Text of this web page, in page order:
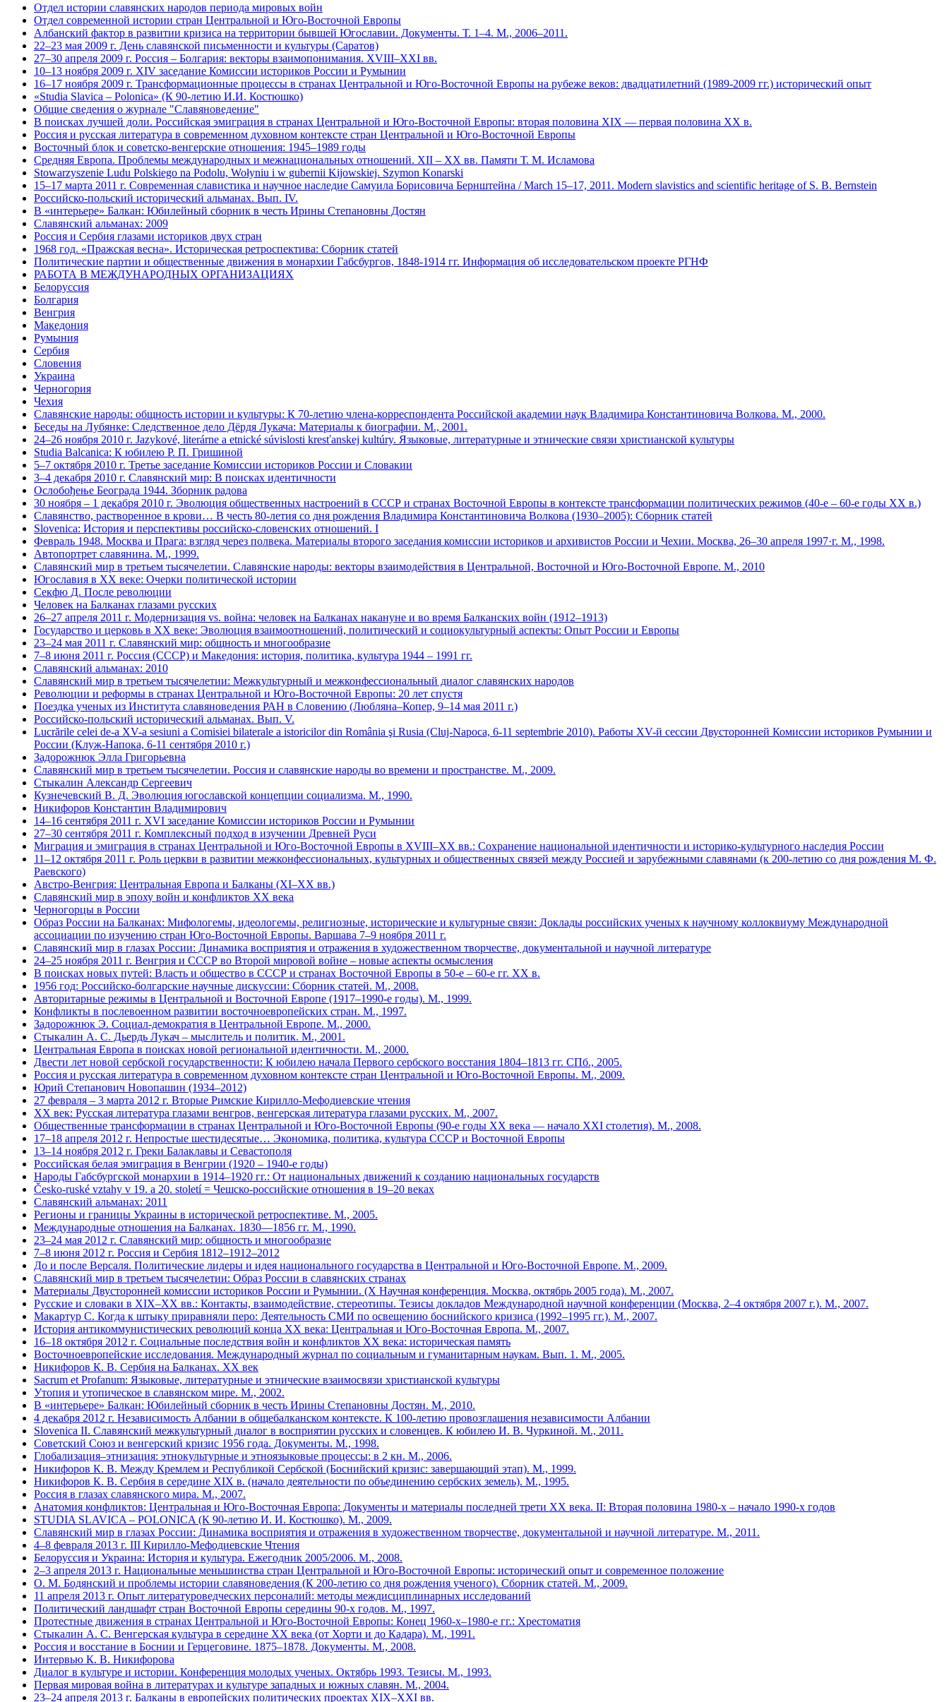
Отдел истории славянских народов периода мировых войн
Отдел современной истории стран Центральной и Юго-Восточной Европы
Албанский фактор в развитии кризиса на территории бывшей Югославии. Документы. Т. 1–4. М., 2006–2011.
22–23 мая 2009 г. День славянской письменности и культуры (Саратов)
27–30 апреля 2009 г. Россия – Болгария: векторы взаимопонимания. ХVIII–ХХI вв.
10–13 ноября 2009 г. XIV заседание Комиссии историков России и Румынии
16–17 ноября 2009 г. Трансформационные процессы в странах Центральной и Юго-Восточной Европы на рубеже веков: двадцатилетний (1989-2009 гг.) исторический опыт
«Studia Slavica – Polonica» (К 90-летию И.И. Костюшко)
Общие сведения о журнале "Славяноведение"
В поисках лучшей доли. Российская эмиграция в странах Центральной и Юго-Восточной Европы: вторая половина XIX — первая половина XX в.
Россия и русская литература в современном духовном контексте стран Центральной и Юго-Восточной Европы
Восточный блок и советско-венгерские отношения: 1945–1989 годы
Средняя Европа. Проблемы международных и межнациональных отношений. XII – XX вв. Памяти Т. М. Исламова
Stowarzyszenie Ludu Polskiego na Podolu, Wołyniu i w gubernii Kijowskiej. Szymon Konarski
15–17 марта 2011 г. Современная славистика и научное наследие Самуила Борисовича Бернштейна / March 15–17, 2011. Modern slavistics and scientific heritage of S. B. Bernstein
Российско-польский исторический альманах. Вып. IV.
В «интерьере» Балкан: Юбилейный сборник в честь Ирины Степановны Достян
Славянский альманах: 2009
Россия и Сербия глазами историков двух стран
1968 год. «Пражская весна». Историческая ретроспектива: Сборник статей
Политические партии и общественные движения в монархии Габсбургов, 1848-1914 гг. Информация об исследовательском проекте РГНФ
РАБОТА В МЕЖДУНАРОДНЫХ ОРГАНИЗАЦИЯХ
Белоруссия
Болгария
Венгрия
Македония
Румыния
Сербия
Словения
Украина
Черногория
Чехия
Славянские народы: общность истории и культуры: К 70-летию члена-корреспондента Российской академии наук Владимира Константиновича Волкова. М., 2000.
Беседы на Лубянке: Следственное дело Дёрдя Лукача: Материалы к биографии. М., 2001.
24–26 ноября 2010 г. Jazykové, literárne a etnické súvislosti kresťanskej kultúry. Языковые, литературные и этнические связи христианской культуры
Studia Balcanica: К юбилею Р. П. Гришиной
5–7 октября 2010 г. Третье заседание Комиссии историков России и Словакии
3–4 декабря 2010 г. Славянский мир: В поисках идентичности
Ослобођење Београда 1944. Зборник радова
30 ноября – 1 декабря 2010 г. Эволюция общественных настроений в СССР и странах Восточной Европы в контексте трансформации политических режимов (40-е – 60-е годы ХХ в.)
Славянство, растворенное в крови… В честь 80-летия со дня рождения Владимира Константиновича Волкова (1930–2005): Сборник статей
Slovenica: История и перспективы российско-словенских отношений. I
Февраль 1948. Москва и Прага: взгляд через полвека. Материалы второго заседания комиссии историков и архивистов России и Чехии. Москва, 26–30 апреля 1997·г. М., 1998.
Автопортрет славянина. М., 1999.
Славянский мир в третьем тысячелетии. Славянские народы: векторы взаимодействия в Центральной, Восточной и Юго-Восточной Европе. М., 2010
Югославия в XX веке: Очерки политической истории
Секфю Д. После революции
Человек на Балканах глазами русских
26–27 апреля 2011 г. Модернизация vs. война: человек на Балканах накануне и во время Балканских войн (1912–1913)
Государство и церковь в XX веке: Эволюция взаимоотношений, политический и социокультурный аспекты: Опыт России и Европы
23–24 мая 2011 г. Славянский мир: общность и многообразие
7–8 июня 2011 г. Россия (СССР) и Македония: история, политика, культура 1944 – 1991 гг.
Славянский альманах: 2010
Славянский мир в третьем тысячелетии: Межкультурный и межконфессиональный диалог славянских народов
Революции и реформы в странах Центральной и Юго-Восточной Европы: 20 лет спустя
Поездка ученых из Института славяноведения РАН в Словению (Любляна–Копер, 9–14 мая 2011 г.)
Российско-польский исторический альманах. Вып. V.
Lucrările celei de-a XV-a sesiuni a Comisiei bilaterale a istoricilor din România şi Rusia (Cluj-Napoca, 6-11 septembrie 2010). Работы XV-й сессии Двусторонней Комиссии историков Румынии и
России (Клуж-Напока, 6-11 сентября 2010 г.)
Задорожнюк Элла Григорьевна
Славянский мир в третьем тысячелетии. Россия и славянские народы во времени и пространстве. М., 2009.
Стыкалин Александр Сергеевич
Кузнечевский В. Д. Эволюция югославской концепции социализма. М., 1990.
Никифоров Константин Владимирович
14–16 сентября 2011 г. ХVI заседание Комиссии историков России и Румынии
27–30 сентября 2011 г. Комплексный подход в изучении Древней Руси
Миграция и эмиграция в странах Центральной и Юго-Восточной Европы в XVIII–XX вв.: Сохранение национальной идентичности и историко-культурного наследия России
11–12 октября 2011 г. Роль церкви в развитии межконфессиональных, культурных и общественных связей между Россией и зарубежными славянами (к 200-летию со дня рождения М. Ф.
Раевского)
Австро-Венгрия: Центральная Европа и Балканы (XI–XX вв.)
Славянский мир в эпоху войн и конфликтов XX века
Черногорцы в России
Образ России на Балканах: Мифологемы, идеологемы, религиозные, исторические и культурные связи: Доклады российских ученых к научному коллоквиуму Международной
ассоциации по изучению стран Юго-Восточной Европы. Варшава 7–9 ноября 2011 г.
Славянский мир в глазах России: Динамика восприятия и отражения в художественном творчестве, документальной и научной литературе
24–25 ноября 2011 г. Венгрия и СССР во Второй мировой войне – новые аспекты осмысления
В поисках новых путей: Власть и общество в СССР и странах Восточной Европы в 50-е – 60-е гг. XX в.
1956 год: Российско-болгарские научные дискуссии: Сборник статей. М., 2008.
Авторитарные режимы в Центральной и Восточной Европе (1917–1990-е годы). М., 1999.
Конфликты в послевоенном развитии восточноевропейских стран. М., 1997.
Задорожнюк Э. Социал-демократия в Центральной Европе. М., 2000.
Стыкалин А. С. Дьердь Лукач – мыслитель и политик. М., 2001.
Центральная Европа в поисках новой региональной идентичности. М., 2000.
Двести лет новой сербской государственности: К юбилею начала Первого сербского восстания 1804–1813 гг. СПб., 2005.
Россия и русская литература в современном духовном контексте стран Центральной и Юго-Восточной Европы. М., 2009.
Юрий Степанович Новопашин (1934–2012)
27 февраля – 3 марта 2012 г. Вторые Римские Кирилло-Мефодиевские чтения
XX век: Русская литература глазами венгров, венгерская литература глазами русских. М., 2007.
Общественные трансформации в странах Центральной и Юго-Восточной Европы (90-е годы XX века — начало XXI столетия). М., 2008.
17–18 апреля 2012 г. Непростые шестидесятые… Экономика, политика, культура СССР и Восточной Европы
13–14 ноября 2012 г. Греки Балаклавы и Севастополя
Российская белая эмиграция в Венгрии (1920 – 1940-е годы)
Народы Габсбургской монархии в 1914–1920 гг.: От национальных движений к созданию национальных государств
Česko-ruské vztahy v 19. a 20. století = Чешско-российские отношения в 19–20 веках
Славянский альманах: 2011
Регионы и границы Украины в исторической ретроспективе. М., 2005.
Международные отношения на Балканах. 1830—1856 гг. М., 1990.
23–24 мая 2012 г. Славянский мир: общность и многообразие
7–8 июня 2012 г. Россия и Сербия 1812–1912–2012
До и после Версаля. Политические лидеры и идея национального государства в Центральной и Юго-Восточной Европе. М., 2009.
Славянский мир в третьем тысячелетии: Образ России в славянских странах
Материалы Двусторонней комиссии историков России и Румынии. (X Научная конференция. Москва, октябрь 2005 года). М., 2007.
Русские и словаки в XIX–XX вв.: Контакты, взаимодействие, стереотипы. Тезисы докладов Международной научной конференции (Москва, 2–4 октября 2007 г.). М., 2007.
Макартур С. Когда к штыку приравняли перо: Деятельность СМИ по освещению боснийского кризиса (1992–1995 гг.). М., 2007.
История антикоммунистических революций конца XX века: Центральная и Юго-Восточная Европа. М., 2007.
16–18 октября 2012 г. Социальные последствия войн и конфликтов ХХ века: историческая память
Восточноевропейские исследования. Международный журнал по социальным и гуманитарным наукам. Вып. 1. М., 2005.
Никифоров К. В. Сербия на Балканах. ХХ век
Sacrum et Profanum: Языковые, литературные и этнические взаимосвязи христианской культуры
Утопия и утопическое в славянском мире. М., 2002.
В «интерьере» Балкан: Юбилейный сборник в честь Ирины Степановны Достян. М., 2010.
4 декабря 2012 г. Независимость Албании в общебалканском контексте. К 100-летию провозглашения независимости Албании
Slovenica II. Славянский межкультурный диалог в восприятии русских и словенцев. К юбилею И. В. Чуркиной. М., 2011.
Советский Союз и венгерский кризис 1956 года. Документы. М., 1998.
Глобализация–этнизация: этнокультурные и этноязыковые процессы: в 2 кн. М., 2006.
Никифоров К. В. Между Кремлем и Республикой Сербской (Боснийский кризис: завершающий этап). М., 1999.
Никифоров К. В. Сербия в середине XIX в. (начало деятельности по объединению сербских земель). М., 1995.
Россия в глазах славянского мира. М., 2007.
Анатомия конфликтов: Центральная и Юго-Восточная Европа: Документы и материалы последней трети XX века. II: Вторая половина 1980-х – начало 1990-х годов
STUDIA SLAVICA – POLONICA (К 90-летию И. И. Костюшко). М., 2009.
Славянский мир в глазах России: Динамика восприятия и отражения в художественном творчестве, документальной и научной литературе. М., 2011.
4–8 февраля 2013 г. III Кирилло-Мефодиевские Чтения
Белоруссия и Украина: История и культура. Ежегодник 2005/2006. М., 2008.
2–3 апреля 2013 г. Национальные меньшинства стран Центральной и Юго-Восточной Европы: исторический опыт и современное положение
О. М. Бодянский и проблемы истории славяноведения (К 200-летию со дня рождения ученого). Сборник статей. М., 2009.
11 апреля 2013 г. Опыт литературоведческих персоналий: методы междисциплинарных исследований
Политический ландшафт стран Восточной Европы середины 90-х годов. М., 1997.
Протестные движения в странах Центральной и Юго-Восточной Европы: Конец 1960-х–1980-е гг.: Хрестоматия
Стыкалин А. С. Венгерская культура в середине XX века (от Хорти и до Кадара). М., 1991.
Россия и восстание в Боснии и Герцеговине. 1875–1878. Документы. М., 2008.
Интервью К. В. Никифорова
Диалог в культуре и истории. Конференция молодых ученых. Октябрь 1993. Тезисы. М., 1993.
Первая мировая война в литературах и культуре западных и южных славян. М., 2004.
23–24 апреля 2013 г. Балканы в европейских политических проектах ХIХ–ХХI вв.